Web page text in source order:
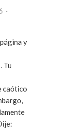
Monica en febrero 23, 2006 ·
y
Tu
caótico